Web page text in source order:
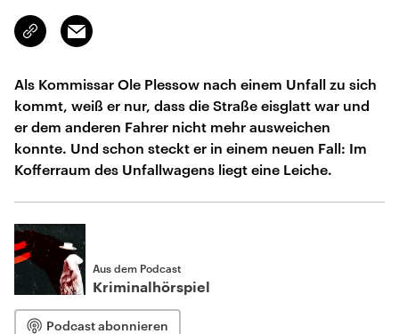
Link
kopieren/teilen
Email
Als Kommissar Ole Plessow nach einem Unfall zu sich
kommt, weiß er nur, dass die Straße eisglatt war und
er dem anderen Fahrer nicht mehr ausweichen
konnte. Und schon steckt er in einem neuen Fall: Im
Kofferraum des Unfallwagens liegt eine Leiche.
Aus dem Podcast
Kriminalhörspiel
Podcast abonnieren